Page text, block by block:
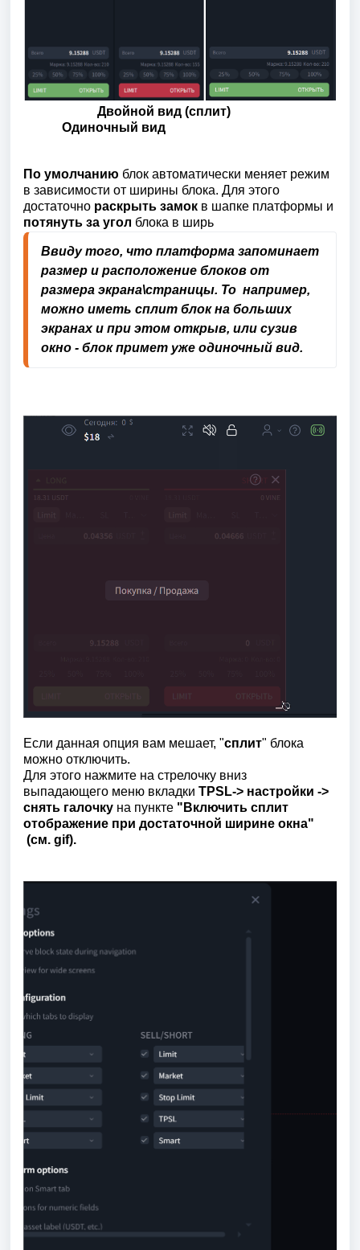
Двойной вид (сплит)
Одиночный вид
По умолчанию блок автоматически меняет режим
в зависимости от ширины блока. Для этого
достаточно раскрыть замок в шапке платформы и
потянуть за угол блока в ширь
Ввиду того, что платформа запоминает
размер и расположение блоков от
размера экрана\страницы. То  например,
можно иметь сплит блок на больших
экранах и при этом открыв, или сузив
окно - блок примет уже одиночный вид.
Если данная опция вам мешает, "сплит" блока
можно отключить.
Для этого нажмите на стрелочку вниз
выпадающего меню вкладки TPSL-> настройки ->
снять галочку на пункте "Включить сплит
отображение при достаточной ширине окна"
(см. gif).